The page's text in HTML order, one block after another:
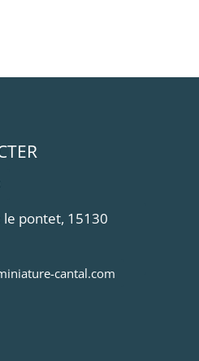
pontet, 15130
cantal.com